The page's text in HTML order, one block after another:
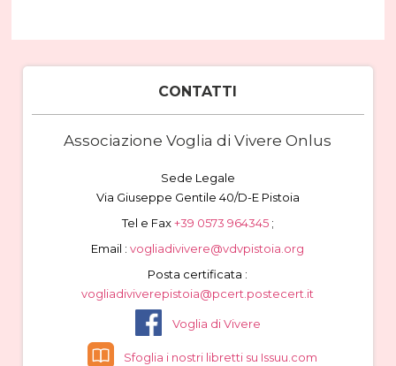
CONTATTI
Associazione Voglia di Vivere Onlus
Sede Legale
Via Giuseppe Gentile 40/D-E Pistoia
Tel e Fax+39 0573 964345 ;
Email : vogliadivivere@vdvpistoia.org
Posta certificata :
vogliadiviverepistoia@pcert.postecert.it
Voglia di Vivere
Sfoglia i nostri libretti su Issuu.com